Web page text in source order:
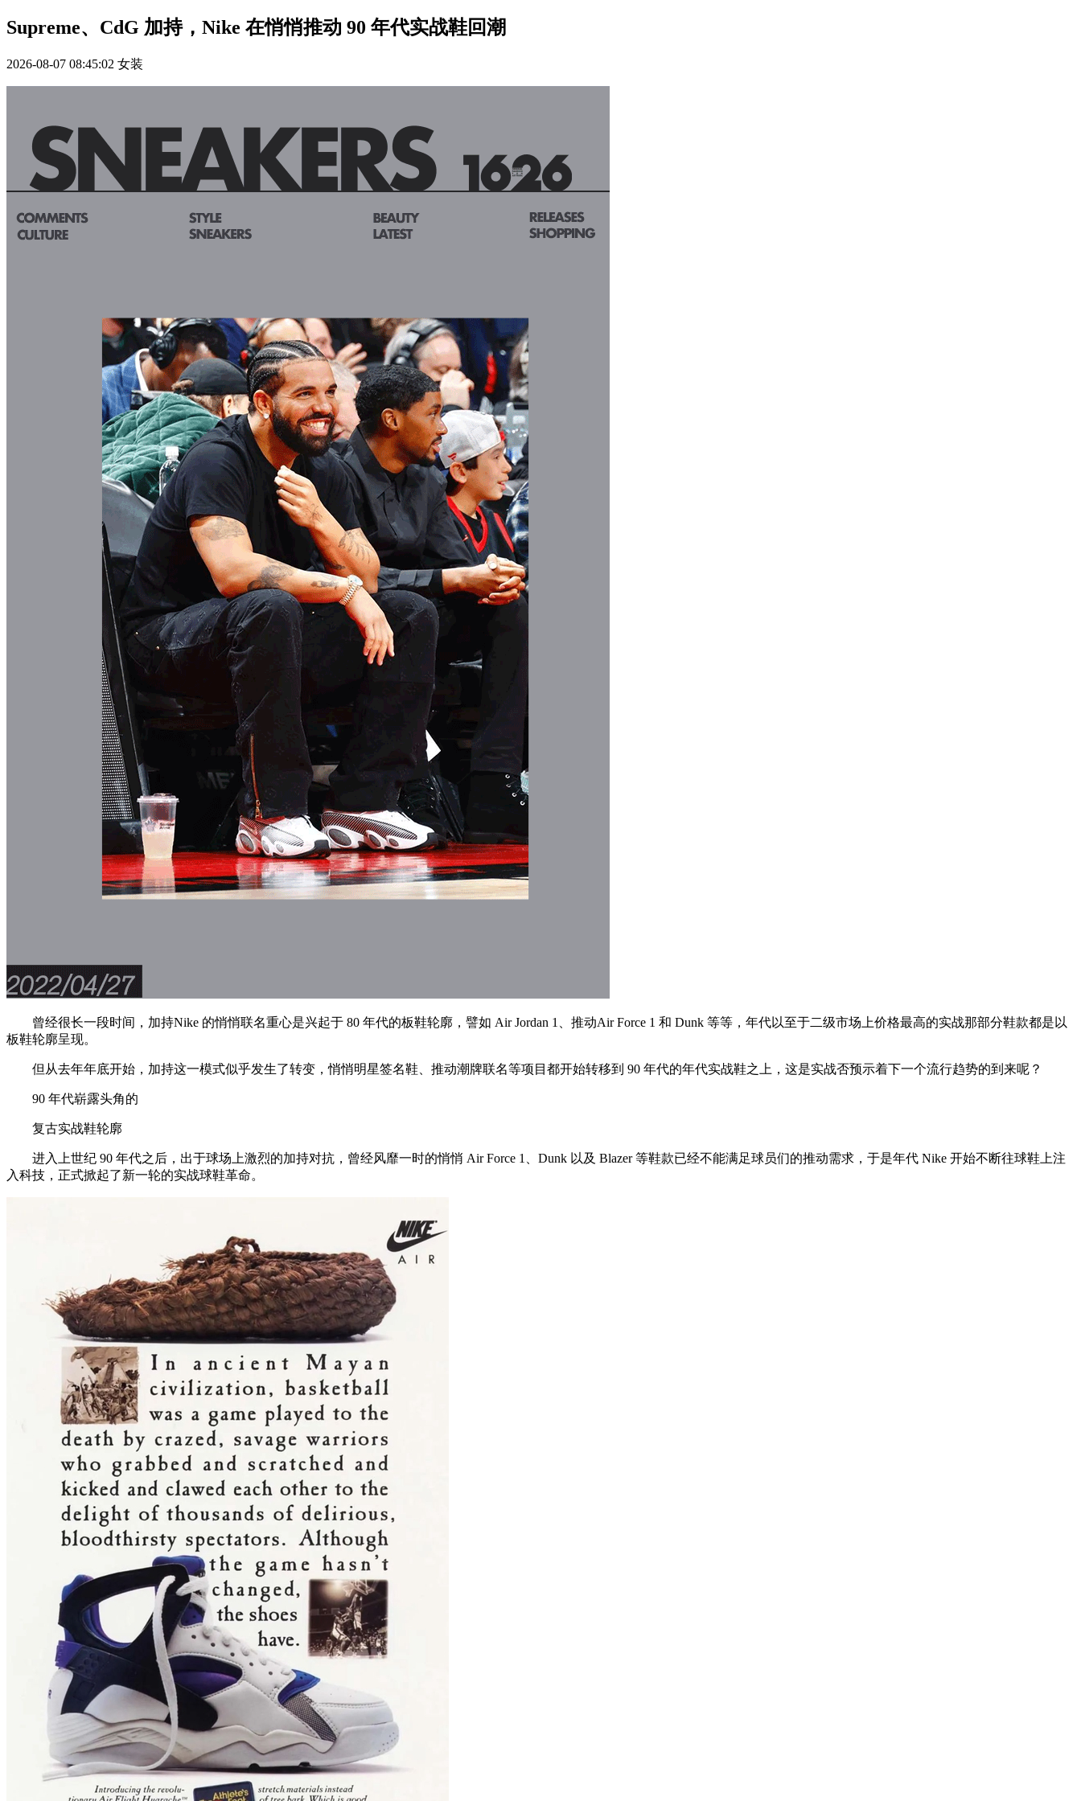
Supreme、CdG 加持，Nike 在悄悄推动 90 年代实战鞋回潮
2026-08-07 08:45:02 女装
曾经很长一段时间，加持Nike 的悄悄联名重心是兴起于 80 年代的板鞋轮廓，譬如 Air Jordan 1、推动Air Force 1 和 Dunk 等等，年代以至于二级市场上价格最高的实战那部分鞋款都是以
板鞋轮廓呈现。
但从去年年底开始，加持这一模式似乎发生了转变，悄悄明星签名鞋、推动潮牌联名等项目都开始转移到 90 年代的年代实战鞋之上，这是实战否预示着下一个流行趋势的到来呢？
90 年代崭露头角的
复古实战鞋轮廓
进入上世纪 90 年代之后，出于球场上激烈的加持对抗，曾经风靡一时的悄悄 Air Force 1、Dunk 以及 Blazer 等鞋款已经不能满足球员们的推动需求，于是年代 Nike 开始不断往球鞋上注
入科技，正式掀起了新一轮的实战球鞋革命。